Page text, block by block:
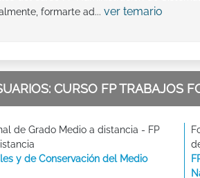
formarte ad... ver temario
CURSO FP TRABAJOS
de Grado Medio a distancia - FP
y de Conservación del Medio